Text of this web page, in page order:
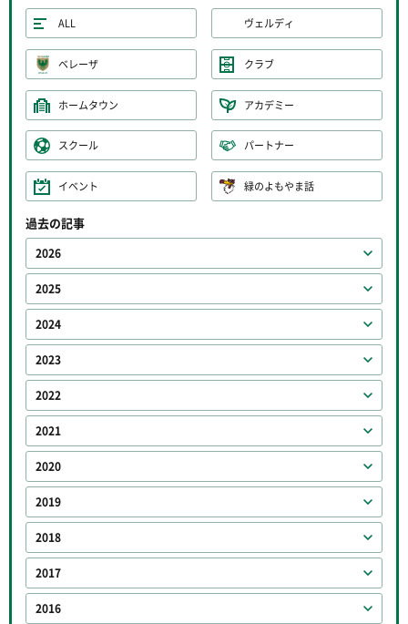
ALL ヴェルディ
ベレーザ クラブ
ホームタウン アカデミー
スクール パートナー
イベント 緑のよもやま話
過去の記事
2026
2025
2024
2023
2022
2021
2020
2019
2018
2017
2016